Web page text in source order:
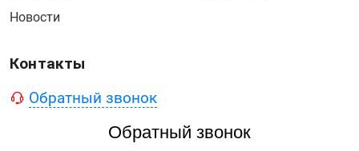
Новости
Контакты
Обратный звонок
Обратный звонок